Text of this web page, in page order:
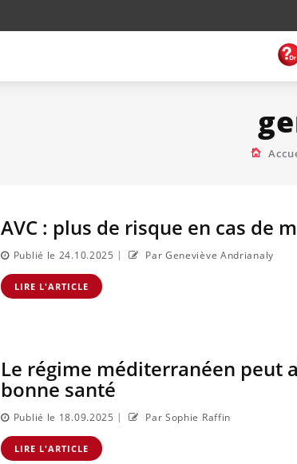
AVC : plus de risque en cas de
Publié le 24.10.2025 | Par Geneviève Andrianaly
LIRE L'ARTICLE
Le régime méditerranéen peut
bonne santé
Publié le 18.09.2025 | Par Sophie Raffin
LIRE L'ARTICLE